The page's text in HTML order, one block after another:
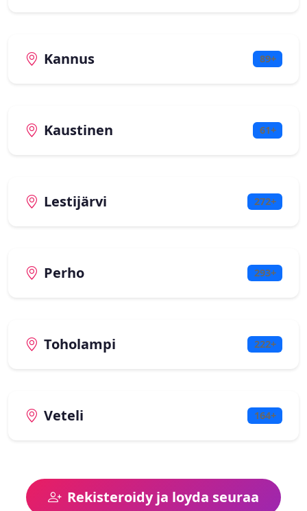
Kannus 89+
Kaustinen 61+
Lestijärvi 272+
Perho 293+
Toholampi 222+
Veteli 164+
Rekisteroidy ja loyda seuraa